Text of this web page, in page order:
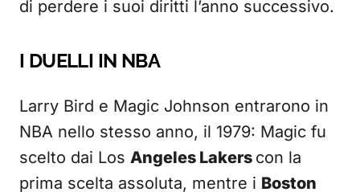
di perdere i suoi diritti l’anno successivo.
I DUELLI IN NBA
Larry Bird e Magic Johnson entrarono in
NBA nello stesso anno, il 1979: Magic fu
scelto dai Los Angeles Lakers con la
prima scelta assoluta, mentre i Boston